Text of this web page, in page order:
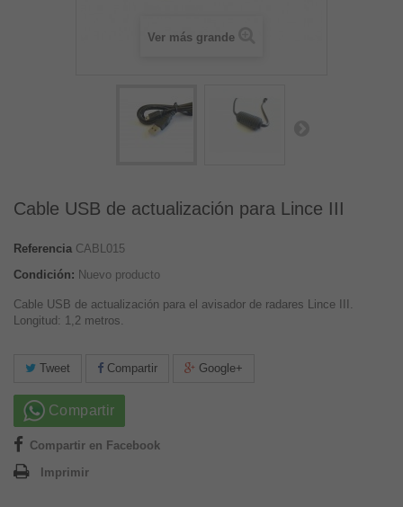
Ver más grande
Cable USB de actualización para Lince III
Referencia CABL015
Condición: Nuevo producto
Cable USB de actualización para el avisador de radares Lince III.
Longitud: 1,2 metros.
Tweet Compartir Google+
Compartir
Compartir en Facebook
Imprimir